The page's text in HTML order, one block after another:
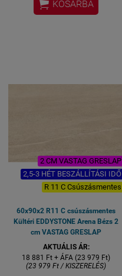
ALAPANYAG: GRES
2,5-3 HÉT SZÁLLÍTÁSI IDŐ
 KOSÁRBA
2 CM VASTAG GRESLAP
2,5-3 HÉT BESZÁLLÍTÁSI IDŐ
R 11 C Csúszásmentes
60x90x2 R11 C csúszásmentes
Kültéri EDDYSTONE Arena Bézs 2
cm VASTAG GRESLAP
AKTUÁLIS ÁR:
18 881 Ft + ÁFA (23 979 Ft)
(23 979 Ft / KISZERELÉS)